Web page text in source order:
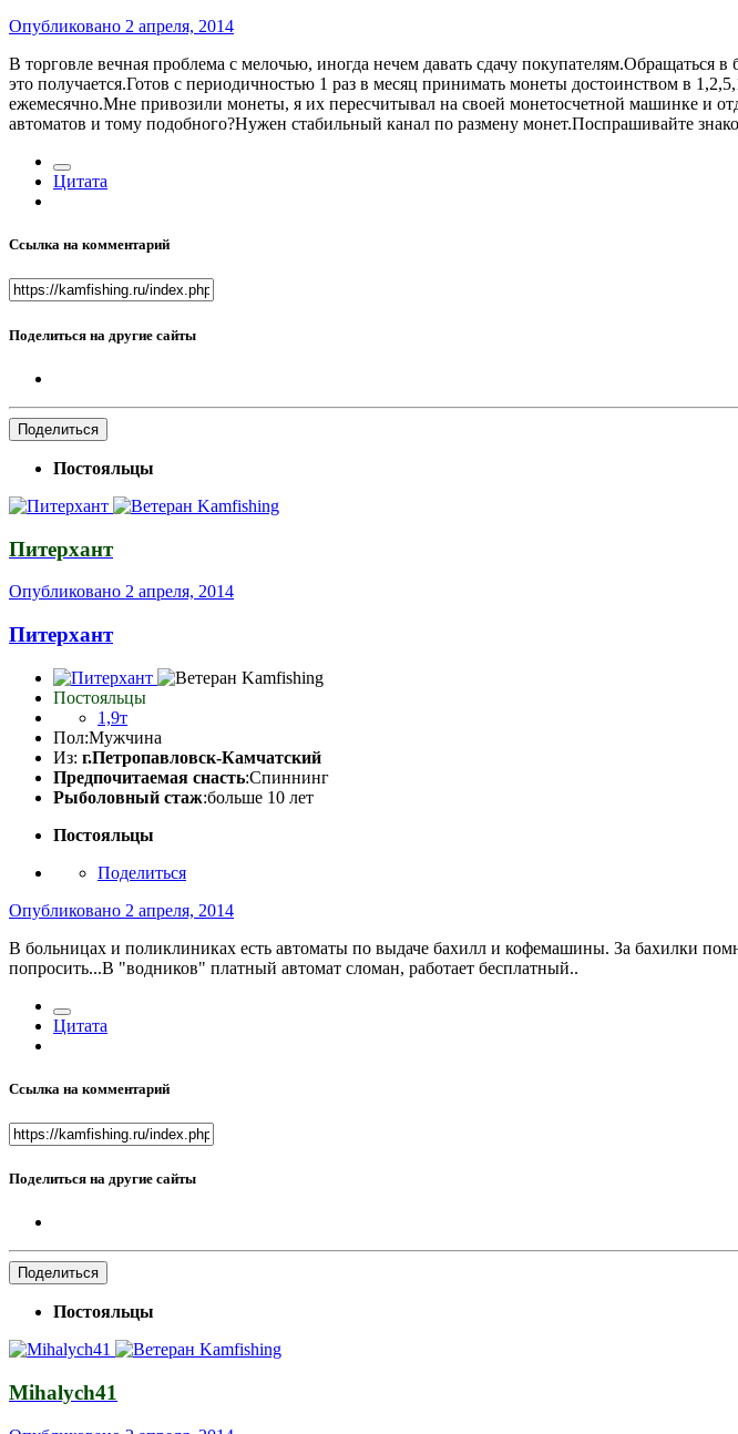
Опубликовано 2 апреля, 2014
В торговле вечная проблема с мелочью, иногда нечем давать сдачу покупателям.Обращаться
это получается.Готов с периодичностью 1 раз в месяц принимать монеты достоинством в
ежемесячно.Мне привозили монеты, я их пересчитывал на своей монетосчетной машинке и
автоматов и тому подобного?Нужен стабильный канал по размену монет.Поспрашивайте
Цитата
Ссылка на комментарий
Поделиться на другие сайты
Поделиться
Постояльцы
Питерхант
Опубликовано 2 апреля, 2014
Питерхант
Постояльцы
1,9т
Пол:Мужчина
Из: г.Петропавловск-Камчатский
Предпочитаемая снасть:Спиннинг
Рыболовный стаж:больше 10 лет
Постояльцы
Поделиться
Опубликовано 2 апреля, 2014
В больницах и поликлиниках есть автоматы по выдаче бахилл и кофемашины. За бахилки
попросить...В "водников" платный автомат сломан, работает бесплатный..
Цитата
Ссылка на комментарий
Поделиться на другие сайты
Поделиться
Постояльцы
Mihalych41